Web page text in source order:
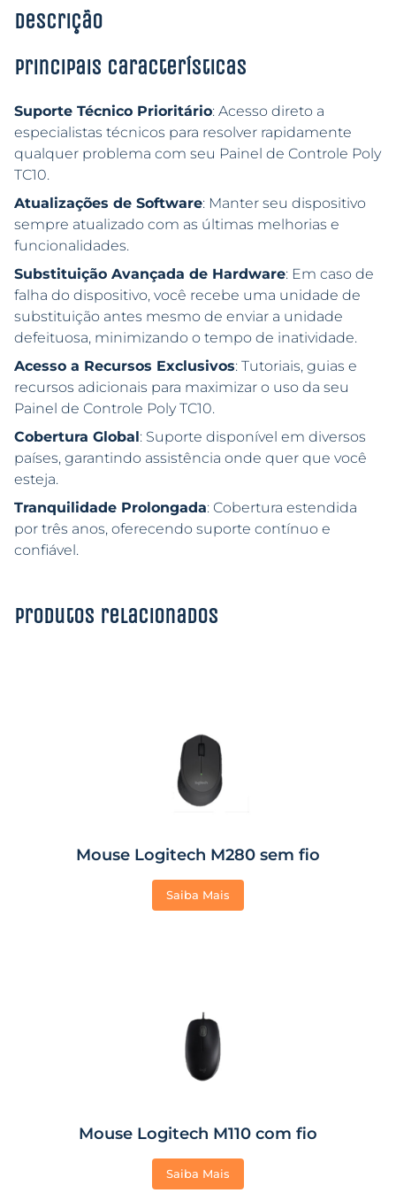
Descrição
Principais características
Suporte Técnico Prioritário: Acesso direto a
especialistas técnicos para resolver rapidamente
qualquer problema com seu Painel de Controle Poly
TC10.
Atualizações de Software: Manter seu dispositivo
sempre atualizado com as últimas melhorias e
funcionalidades.
Substituição Avançada de Hardware: Em caso de
falha do dispositivo, você recebe uma unidade de
substituição antes mesmo de enviar a unidade
defeituosa, minimizando o tempo de inatividade.
Acesso a Recursos Exclusivos: Tutoriais, guias e
recursos adicionais para maximizar o uso da seu
Painel de Controle Poly TC10.
Cobertura Global: Suporte disponível em diversos
países, garantindo assistência onde quer que você
esteja.
Tranquilidade Prolongada: Cobertura estendida
por três anos, oferecendo suporte contínuo e
confiável.
Produtos relacionados
Mouse Logitech M280 sem fio
Saiba Mais
Mouse Logitech M110 com fio
Saiba Mais